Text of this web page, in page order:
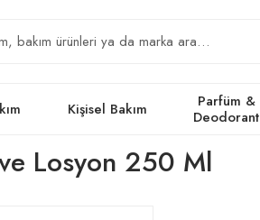
Kişisel Bakım
Parfüm &
Deodorant
Losyon 250 Ml